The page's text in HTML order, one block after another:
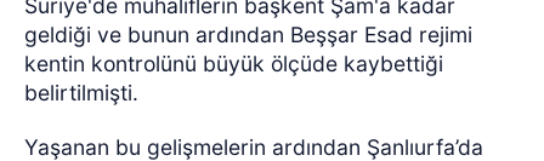
geldiği ve bunun ardından Beşşar Esad rejimi
kentin kontrolünü büyük ölçüde kaybettiği
belirtilmişti.
Yaşanan bu gelişmelerin ardından Şanlıurfa’da